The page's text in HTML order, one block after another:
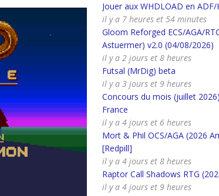
Jouer aux WHDLOAD en ADF/
il y a 7 heures et 54 minutes
Gloom Reforged ECS/AGA/
Astuermer) v2.0 (04/08/2026)
il y a 2 jours et 8 heures
Futsal (MrDig) beta
il y a 3 jours et 9 heures
Concours du mois (juillet
France
il y a 4 jours et 6 heures
Mort & Phil OCS/AGA (2026
[Redpill]
il y a 4 jours et 8 heures
Raptor Call Shadows RTG
il y a 4 jours et 9 heures